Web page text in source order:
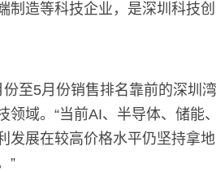
制造等科技企业，是深圳科技
5月份销售排名靠前的深圳
领域。“当前AI、半导体、储能
发展在较高价格水平仍坚持拿
”